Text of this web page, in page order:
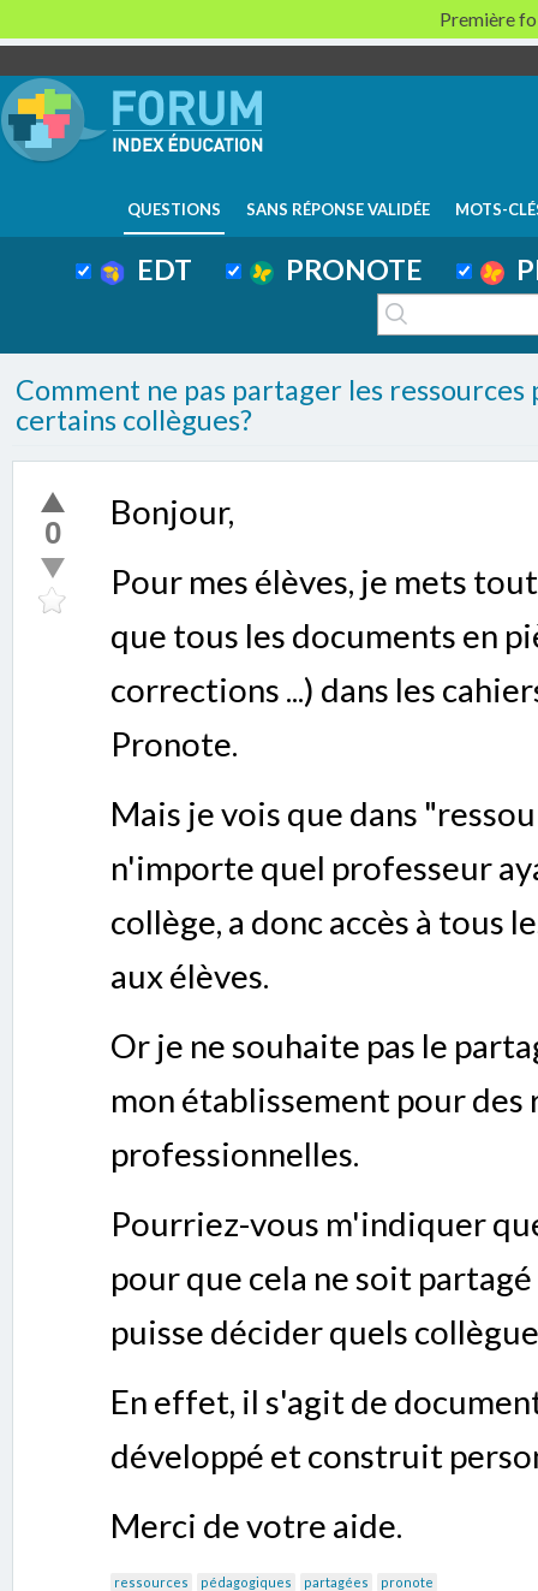
QUESTIONS SANS RÉPONSE VALIDÉE MOTS-
EDT PRONOTE
Comment ne pas partager les
certains collègues?
0
Bonjour,
Pour mes élèves, je mets
que tous les documents en
corrections ...) dans les
Pronote.
Mais je vois que dans
n'importe quel professeur
collège, a donc accès à tous
aux élèves.
Or je ne souhaite pas le
mon établissement pour des
professionnelles.
Pourriez-vous m'indiquer
pour que cela ne soit
puisse décider quels
En effet, il s'agit de
développé et construit
Merci de votre aide.
ressources pédagogiques partagées pronote
Première